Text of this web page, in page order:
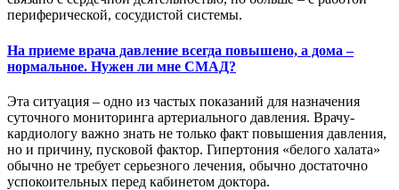
периферической, сосудистой системы.
На приеме врача давление всегда повышено, а дома –
нормальное. Нужен ли мне СМАД?
Эта ситуация – одно из частых показаний для назначения
суточного мониторинга артериального давления. Врачу-
кардиологу важно знать не только факт повышения давления,
но и причину, пусковой фактор. Гипертония «белого халата»
обычно не требует серьезного лечения, обычно достаточно
успокоительных перед кабинетом доктора.